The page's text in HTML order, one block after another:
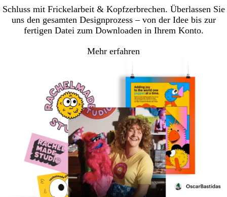
Schluss mit Frickelarbeit & Kopfzerbrechen. Überlassen Sie
uns den gesamten Designprozess – von der Idee bis zur
fertigen Datei zum Downloaden in Ihrem Konto.
Mehr erfahren